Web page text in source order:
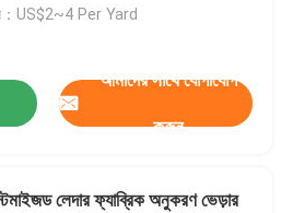
：US$2~4 Per Yard
আমাদের সাথে যোগাযোগ
করুন
লেদার ফ্যাব্রিক অনুকরণ ভেড়ার